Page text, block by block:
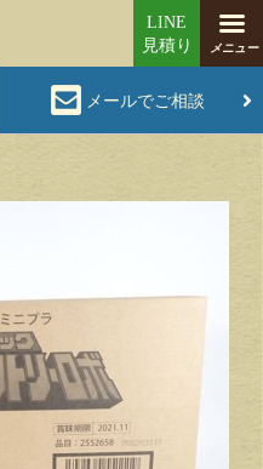
メールでご相談